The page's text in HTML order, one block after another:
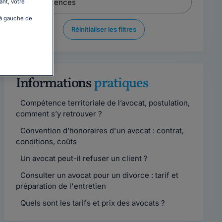
Réinitialiser les filtres
Informationspratiques
Compétence territoriale de l’avocat, postulation,
comment s’y retrouver ?
Convention d’honoraires d'un avocat : contrat,
conditions, coûts
Un avocat peut-il refuser un client ?
Consulter un avocat pour un divorce : tarif et
préparation de l'entretien
Quels sont les tarifs et prix des avocats ?
votre
gauche de